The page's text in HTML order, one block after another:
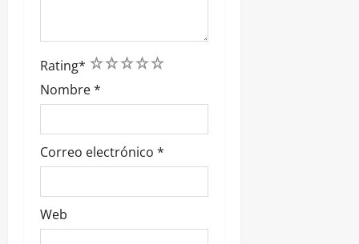
Rating* 5
4
3
2
1
Nombre*
Correo electrónico *
Web